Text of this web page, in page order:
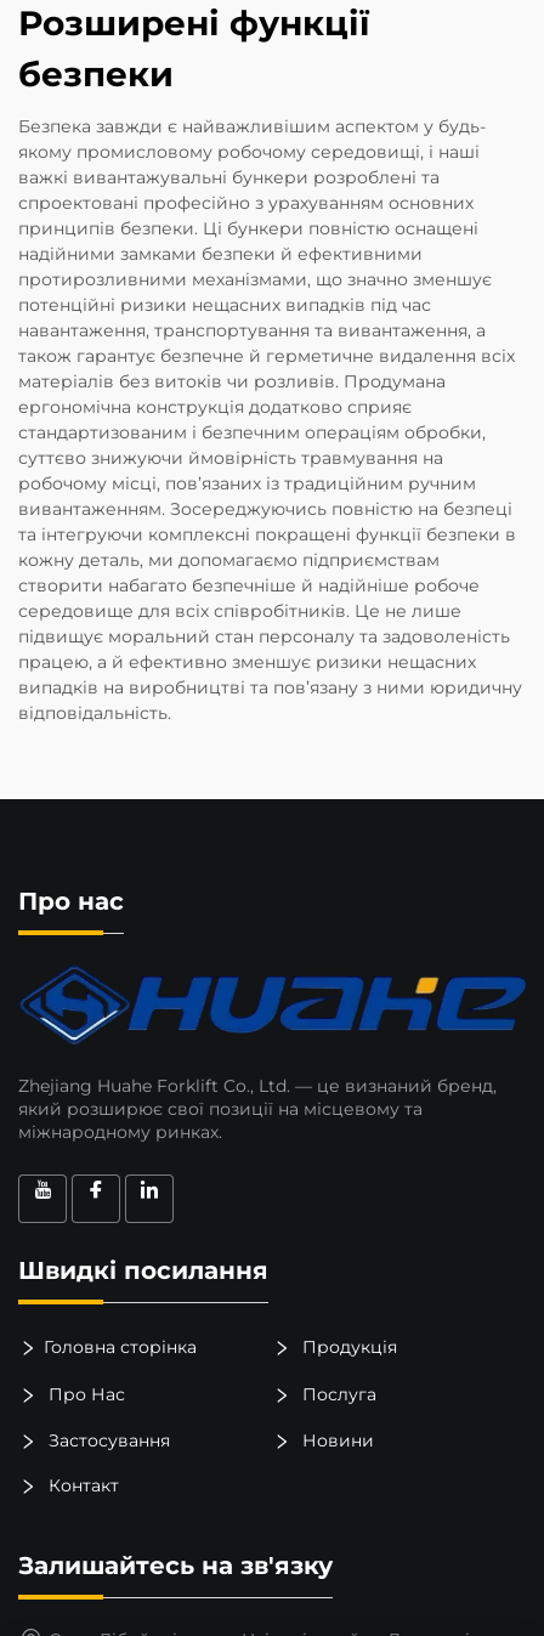
Розширені функції
безпеки
Безпека завжди є найважливішим аспектом у будь-
якому промисловому робочому середовищі, і наші
важкі вивантажувальні бункери розроблені та
спроектовані професійно з урахуванням основних
принципів безпеки. Ці бункери повністю оснащені
надійними замками безпеки й ефективними
протирозливними механізмами, що значно зменшує
потенційні ризики нещасних випадків під час
навантаження, транспортування та вивантаження, а
також гарантує безпечне й герметичне видалення всіх
матеріалів без витоків чи розливів. Продумана
ергономічна конструкція додатково сприяє
стандартизованим і безпечним операціям обробки,
суттєво знижуючи ймовірність травмування на
робочому місці, пов’язаних із традиційним ручним
вивантаженням. Зосереджуючись повністю на безпеці
та інтегруючи комплексні покращені функції безпеки в
кожну деталь, ми допомагаємо підприємствам
створити набагато безпечніше й надійніше робоче
середовище для всіх співробітників. Це не лише
підвищує моральний стан персоналу та задоволеність
працею, а й ефективно зменшує ризики нещасних
випадків на виробництві та пов’язану з ними юридичну
відповідальність.
Про нас
Zhejiang Huahe Forklift Co., Ltd. — це визнаний бренд,
який розширює свої позиції на місцевому та
міжнародному ринках.
Швидкі посилання
Головна сторінка Продукція
Про Нас Послуга
Застосування Новини
Контакт
Залишайтесь на зв'язку